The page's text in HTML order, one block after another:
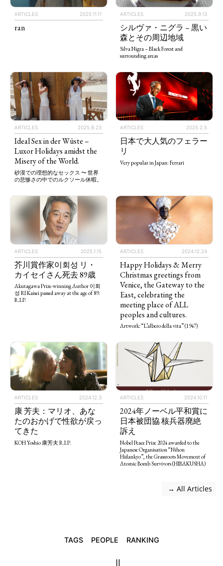
ARTICLES 2025.11.11
ran
ARTICLES 2025.9.13
シルヴァ・ニグラ – 黒い
森とその周辺地域
Silva Nigra – Black Forest and
surrounding areas
ARTICLES 2025.8.23
Ideal Sex in der Wüste –
Luxor Holidays amidst the
Misery of the World.
砂漠での理想的なセックス 〜 世界
の悲惨さの中でのルクソール休暇。
ARTICLES 2025.2.5
日本で大人気のフェラー
リ
Very popular in Japan: Ferrari
ARTICLES 2025.1.15
芥川賞作家이회성 リ・
カイセイさん死去 89歳
Akutagawa Prize-winning Author 이회
성 RI Kaisei passed away at the age of 89.
R.I.P.
ARTICLES 2024.12.24
Happy Holidays & Merry
Christmas greetings from
Venice, the Gateway to the
East, celebrating the
meeting place of ALL
peoples and cultures.
Artwork: “L’albero della vita” (1947)
ARTICLES 2024.12.3
康 芳夫：マリオ、あな
たのおかげで性欲が戻っ
てきた
KOH Yoshio 康芳夫 R.I.P.
ARTICLES 2024.10.11
2024年ノーベル平和賞に
日本被団協 核兵器廃絶
訴え
Nobel Peace Prize 2024 awarded to the
Japanese Organisation “Nihon
Hidankyo”, the Grassroots Movement of
Atomic Bomb Survivors (HIBAKUSHA)
→ All Articles
TAGS PEOPLE RANKING